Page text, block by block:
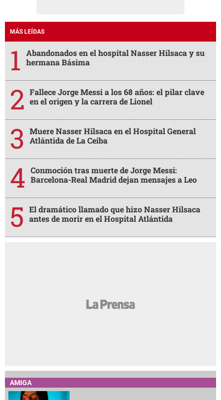
MÁS LEÍDAS
Abandonados en el hospital Nasser Hilsaca y su
hermana Básima
Fallece Jorge Messi a los 68 años: el pilar clave
en el origen y la carrera de Lionel
Muere Nasser Hilsaca en el Hospital General
Atlántida de La Ceiba
Conmoción tras muerte de Jorge Messi:
Barcelona-Real Madrid dejan mensajes a Leo
El dramático llamado que hizo Nasser Hilsaca
antes de morir en el Hospital Atlántida
AMIGA